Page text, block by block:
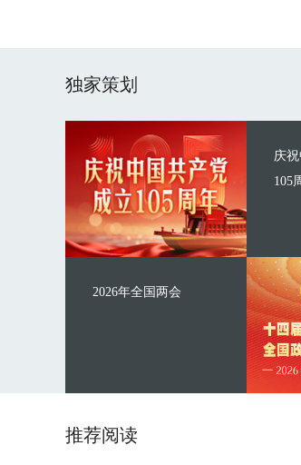
独家策划
庆
105
2026年全国两会
推荐阅读